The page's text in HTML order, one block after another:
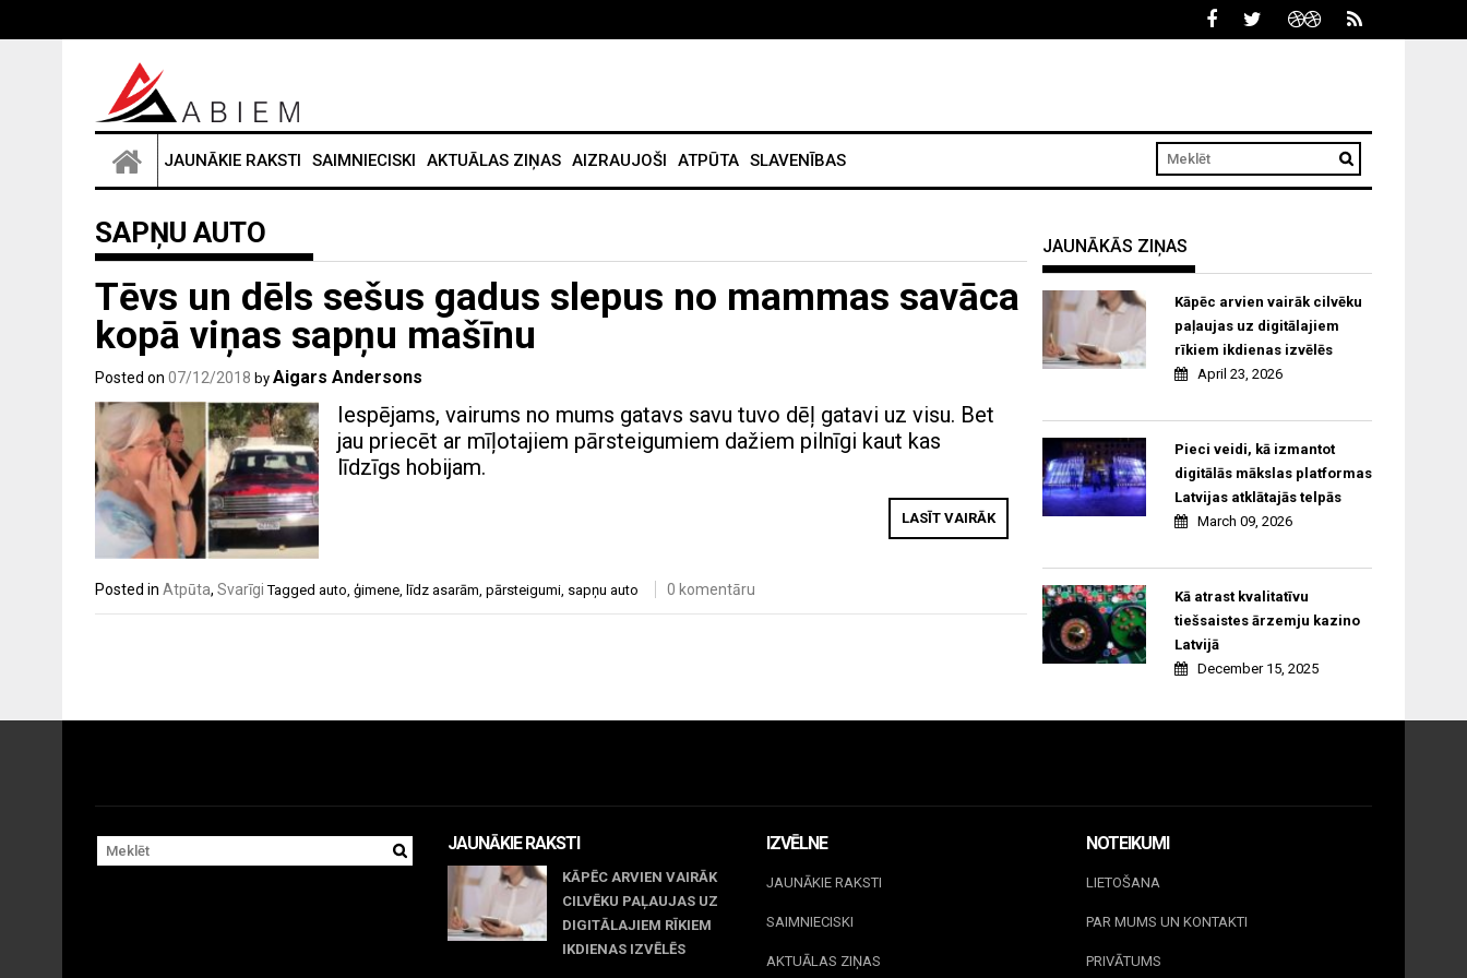
JAUNĀKIE RAKSTI SAIMNIECISKI AKTUĀLAS ZIŅAS AIZRAUJOŠI ATPŪTA SLAVENĪBAS
SAPŅU AUTO
Tēvs un dēls sešus gadus slepus no mammas savāca
kopā viņas sapņu mašīnu
Posted on 07/12/2018 by Aigars Andersons
Iespējams, vairums no mums gatavs savu tuvo dēļ gatavi uz visu. Bet
jau priecēt ar mīļotajiem pārsteigumiem dažiem pilnīgi kaut kas
līdzīgs hobijam.
LASĪT VAIRĀK
Posted in Atpūta, Svarīgi Tagged auto ģimene līdz asarām pārsteigumi sapņu auto 0 komentāru
JAUNĀKĀS ZIŅAS
Kāpēc arvien vairāk cilvēku
paļaujas uz digitālajiem
rīkiem ikdienas izvēlēs
April 23, 2026
Pieci veidi, kā izmantot
digitālās mākslas platformas
Latvijas atklātajās telpās
March 09, 2026
Kā atrast kvalitatīvu
tiešsaistes ārzemju kazino
Latvijā
December 15, 2025
JAUNĀKIE RAKSTI
KĀPĒC ARVIEN VAIRĀK
CILVĒKU PAĻAUJAS UZ
DIGITĀLAJIEM RĪKIEM
IKDIENAS IZVĒLĒS
IZVĒLNE
JAUNĀKIE RAKSTI
SAIMNIECISKI
AKTUĀLAS ZIŅAS
NOTEIKUMI
LIETOŠANA
PAR MUMS UN KONTAKTI
PRIVĀTUMS